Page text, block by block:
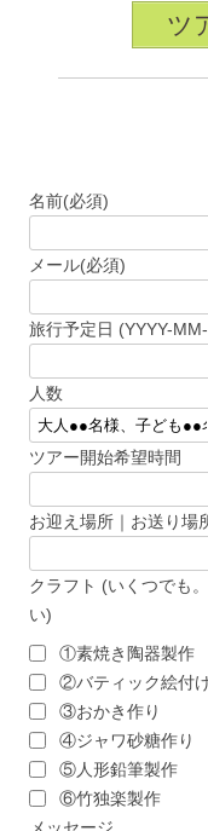
ツ
名前(必須)
メール(必須)
旅行予定日 (YYYY-
人数
ツアー開始希望時間
お迎え場所｜お送り場
クラフト (いくつでも
い)
①素焼き陶器製作
②バティック絵付
③おかき作り
④ジャワ砂糖作り
⑤人形鉛筆製作
⑥竹独楽製作